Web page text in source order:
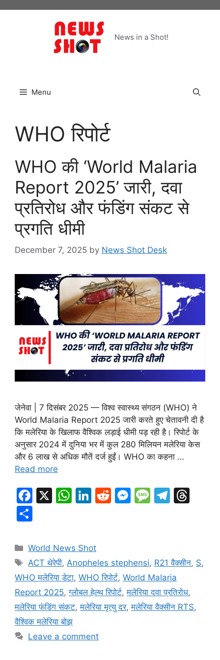
News in a Shot!
Menu
WHO रिपोर्ट
WHO की ‘World Malaria
Report 2025’ जारी, दवा
प्रतिरोध और फंडिंग संकट से
प्रगति धीमी
December 7, 2025 by News Shot Desk
जेनेवा | 7 दिसंबर 2025 — विश्व स्वास्थ्य संगठन (WHO) ने
World Malaria Report 2025 जारी करते हुए चेतावनी दी है
कि मलेरिया के खिलाफ वैश्विक लड़ाई धीमी पड़ रही है। रिपोर्ट के
अनुसार 2024 में दुनिया भर में कुल 280 मिलियन मलेरिया केस
और 6 लाख से अधिक मौतें दर्ज हुईं। WHO का कहना …
Read more
F
e
b
o
o
k
X
W
s
A
p
p
Li
e
dI
n
R
t
M
e
n
g
er
M
a
g
e
T
a
m
d
s
ar
e
Categories
World News Shot
Tags
ACT थेरेपी,Anopheles stephensi, R21 वैक्सीन, S,
WHO मलेरिया डेटा, WHO रिपोर्ट, World Malaria
Report 2025,ग्लोबल हेल्थ रिपोर्ट,मलेरिया दवा प्रतिरोध,
मलेरिया फंडिंग संकट,मलेरिया मृत्यु दर,मलेरिया वैक्सीन RTS,
वैश्विक मलेरिया बोझ
Leave a comment